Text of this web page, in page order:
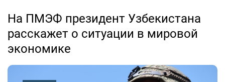
На ПМЭФ президент Узбекистана
расскажет о ситуации в мировой
экономике
03.06.2026